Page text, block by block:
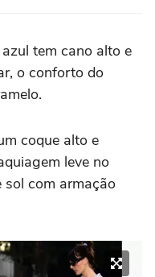
tem cano alto e
o conforto do
coque alto e
leve no
sol com armação